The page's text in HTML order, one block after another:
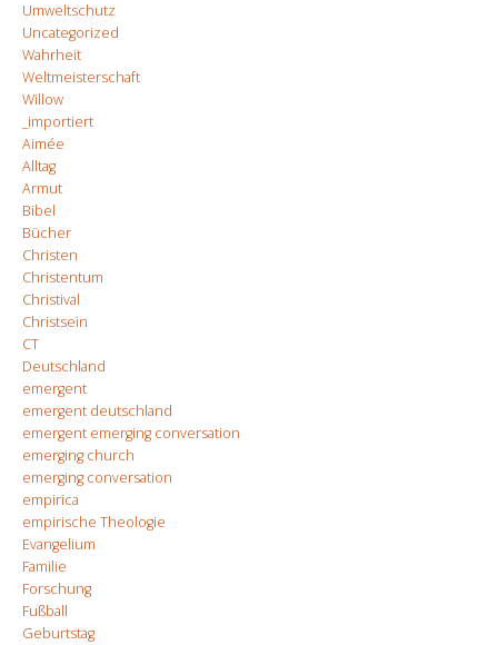
Umweltschutz
Uncategorized
Wahrheit
Weltmeisterschaft
Willow
_importiert
Aimée
Alltag
Armut
Bibel
Bücher
Christen
Christentum
Christival
Christsein
CT
Deutschland
emergent
emergent deutschland
emergent emerging conversation
emerging church
emerging conversation
empirica
empirische Theologie
Evangelium
Familie
Forschung
Fußball
Geburtstag